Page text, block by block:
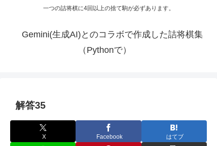
一つの詰将棋に4回以上の捨て駒が必ずあります。
Gemini(生成AI)とのコラボで作成した詰将棋集
（Pythonで）
解答35
X Facebook はてブ